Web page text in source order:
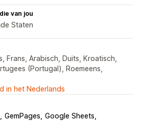
van jou
Staten
Frans, Arabisch, Duits, Kroatisch,
(Portugal), Roemeens,
in het Nederlands
GemPages Google Sheets